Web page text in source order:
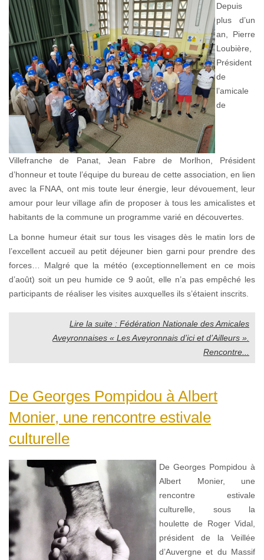
Depuis
plus d’un
an, Pierre
Loubière,
Président
de
l’amicale
de
Villefranche de Panat, Jean Fabre de Morlhon, Président
d’honneur et toute l’équipe du bureau de cette association, en lien
avec la FNAA, ont mis toute leur énergie, leur dévouement, leur
amour pour leur village afin de proposer à tous les amicalistes et
habitants de la commune un programme varié en découvertes.
La bonne humeur était sur tous les visages dès le matin lors de
l’excellent accueil au petit déjeuner bien garni pour prendre des
forces… Malgré que la météo (exceptionnellement en ce mois
d’août) soit un peu humide ce 9 août, elle n’a pas empêché les
participants de réaliser les visites auxquelles ils s’étaient inscrits.
Lire la suite : Fédération Nationale des Amicales
Aveyronnaises « Les Aveyronnais d’ici et d’Ailleurs ».
Rencontre...
De Georges Pompidou à Albert
Monier, une rencontre estivale
culturelle
De Georges Pompidou à
Albert Monier, une
rencontre estivale
culturelle, sous la
houlette de Roger Vidal,
président de la Veillée
d’Auvergne et du Massif